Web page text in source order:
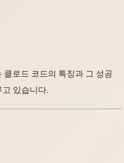
클로드 코드의 특징과 그 성공
있습니다.